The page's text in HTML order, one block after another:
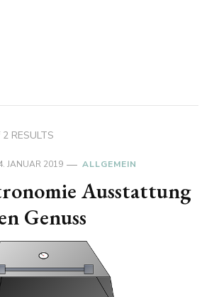
RESULTS
JANUAR 2019 ALLGEMEIN
Ausstattung
Genuss